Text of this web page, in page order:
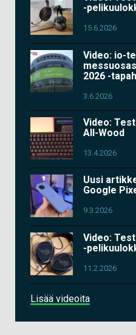
-
15.6.2026
Video: io-
2026 -
3.6.2026
Video:
All-Wood
13.4.2026
Uusi
Google
9.3.2026
Video:
-
11.2.2026
Lisää videoita